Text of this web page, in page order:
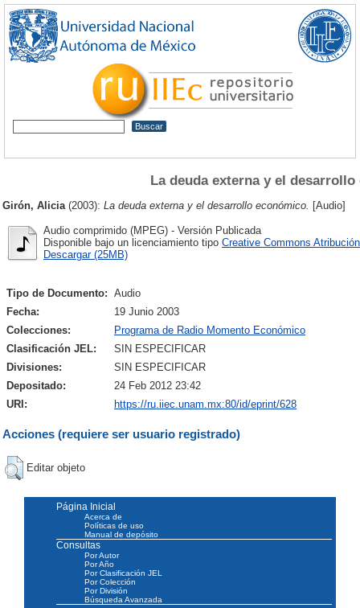
La deuda externa y el desarrollo
Girón, Alicia (2003): La deuda externa y el desarrollo económico. [Audio]
Audio comprimido (MPEG) - Versión Publicada
Disponible bajo un licenciamiento tipo Creative Commons
Descargar (25MB)
Tipo de Documento: Audio
Fecha:
19 Junio 2003
Colecciones:
Programa de Radio Momento Económico
Clasificación JEL:
SIN ESPECIFICAR
Divisiones:
SIN ESPECIFICAR
Depositado:
24 Feb 2012 23:42
URI:
https://ru.iiec.unam.mx:80/id/eprint/628
Acciones (requiere ser usuario registrado)
Editar objeto
Página Inicial
Acerca de
Políticas de uso
Manual de depósito
Consultas
Por Autor
Por Año
Por Clasificación JEL
Por Colección
Por División
Búsqueda Avanzada